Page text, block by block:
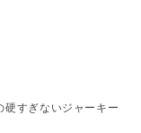
すぎないジャーキー